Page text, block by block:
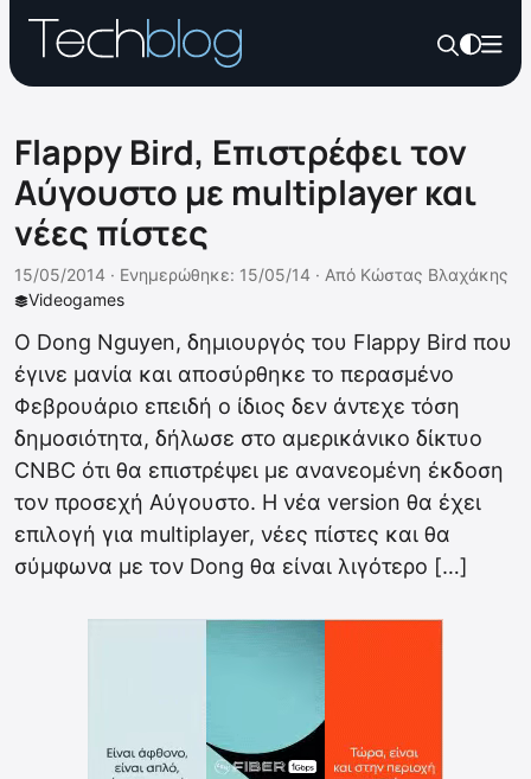
Flappy Bird, Επιστρέφει τον
Αύγουστο με multiplayer και
νέες πίστες
Videogames
15/05/2014 · Ενημερώθηκε: 15/05/14 · Από Κώστας Βλαχάκης
Ο Dong Nguyen, δημιουργός του Flappy Bird που
έγινε μανία και αποσύρθηκε το περασμένο
Φεβρουάριο επειδή ο ίδιος δεν άντεχε τόση
δημοσιότητα, δήλωσε στο αμερικάνικο δίκτυο
CNBC ότι θα επιστρέψει με ανανεομένη έκδοση
τον προσεχή Αύγουστο. Η νέα version θα έχει
επιλογή για multiplayer, νέες πίστες και θα
σύμφωνα με τον Dong θα είναι λιγότερο […]